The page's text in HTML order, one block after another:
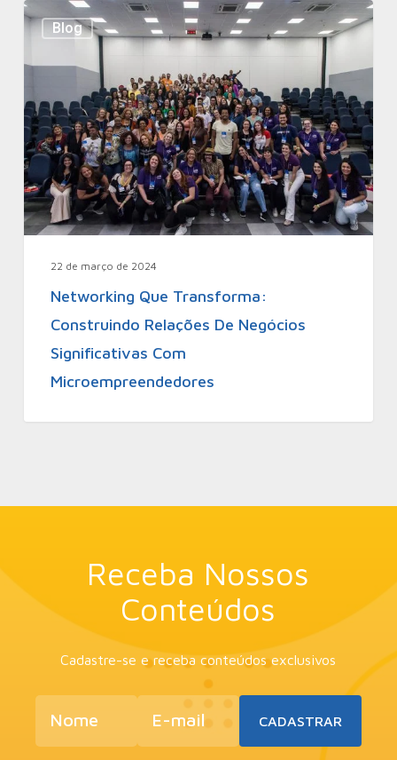
Blog
22 de março de 2024
Networking Que Transforma:
Construindo Relações De Negócios
Significativas Com
Microempreendedores
Receba Nossos
Conteúdos
Cadastre-se e receba conteúdos exclusivos